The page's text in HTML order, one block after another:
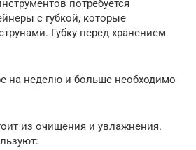
потребуется
с губкой, которые
Губку перед хранением
на неделю и больше необходимо
из очищения и увлажнения.